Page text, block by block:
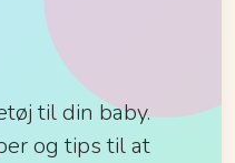
til din baby.
og tips til at